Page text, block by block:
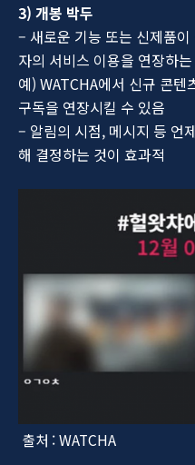
3) 개봉 박두
– 새로운 기능 또는 신제품
자의 서비스 이용을 연장하
예) WATCHA에서 신규 콘텐
구독을 연장시킬 수 있음
– 알림의 시점, 메시지 등 언
해 결정하는 것이 효과적
출처 : WATCHA